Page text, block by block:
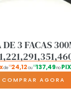
3 FACAS
deR$24,12ou R$137,49no PIX
COMPRAR AGORA